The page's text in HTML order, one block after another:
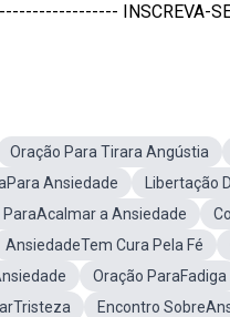
INSCREVA-
Oração Para Tirara Angústia
Ansiedade
Libertação
ParaAcalmar a Ansiedade
AnsiedadeTem Cura Pela Fé
Oração ParaFadiga
Encontro